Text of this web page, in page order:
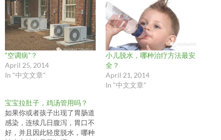
“空调病”？
April 25, 2014
In "中文文章"
小儿脱水，哪种治疗方法最安
全？
April 21, 2014
In "中文文章"
宝宝拉肚子，鸡汤管用吗？
如果你或者孩子出现了胃肠道
感染，连续几日腹泻，胃口不
好，并且因此轻度脱水，哪种